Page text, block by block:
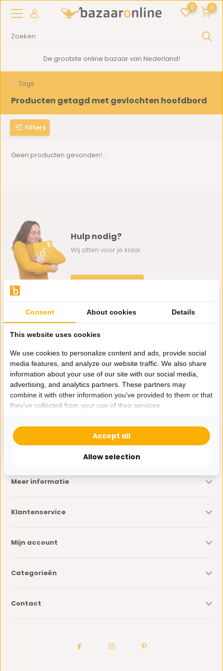
0 0
De grootste online bazaar van Nederland!
Tags
Producten getagd met gevlochten hoofdbord
Filters
Geen producten gevonden!...
Hulp nodig?
Wij zitten voor je klaar.
klantenservice@bazaaronline.nl
Ontvang de nieuwste aanbiedingen en promoties. We zullen
je niet spammen, beloofd.
* Lees hier de wettelijke beperkingen
Meer informatie
Klantenservice
Mijn account
Categorieën
Contact
Consent About cookies Details
This website uses cookies
We use cookies to personalize content and ads, provide social
media features, and analyze our website traffic. We also share
information about your use of our site with our social media,
advertising, and analytics partners. These partners may
combine it with other information you've provided to them or that
they've collected from your use of their services.
Allow selection
Accept all